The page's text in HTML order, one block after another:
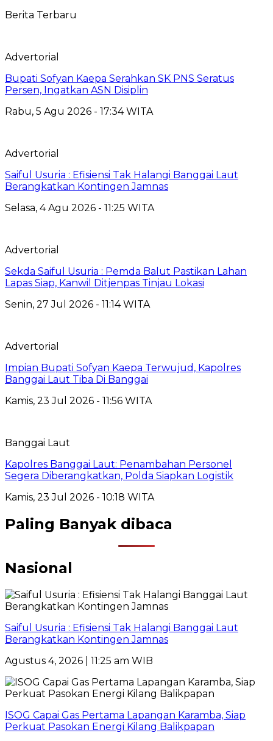
Berita Terbaru
Advertorial
Bupati Sofyan Kaepa Serahkan SK PNS Seratus
Persen, Ingatkan ASN Disiplin
Rabu, 5 Agu 2026 - 17:34 WITA
Advertorial
Saiful Usuria : Efisiensi Tak Halangi Banggai Laut
Berangkatkan Kontingen Jamnas
Selasa, 4 Agu 2026 - 11:25 WITA
Advertorial
Sekda Saiful Usuria : Pemda Balut Pastikan Lahan
Lapas Siap, Kanwil Ditjenpas Tinjau Lokasi
Senin, 27 Jul 2026 - 11:14 WITA
Advertorial
Impian Bupati Sofyan Kaepa Terwujud, Kapolres
Banggai Laut Tiba Di Banggai
Kamis, 23 Jul 2026 - 11:56 WITA
Banggai Laut
Kapolres Banggai Laut: Penambahan Personel
Segera Diberangkatkan, Polda Siapkan Logistik
Kamis, 23 Jul 2026 - 10:18 WITA
Paling Banyak dibaca
Nasional
Saiful Usuria : Efisiensi Tak Halangi Banggai Laut
Berangkatkan Kontingen Jamnas
Agustus 4, 2026 | 11:25 am WIB
ISOG Capai Gas Pertama Lapangan Karamba, Siap
Perkuat Pasokan Energi Kilang Balikpapan